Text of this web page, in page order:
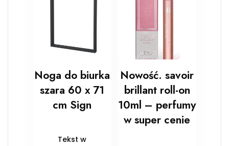
Noga do biurka
szara 60 x 71
cm Sign
Tekst w
Nowość. savoir
brillant roll-on
10ml – perfumy
w super cenie